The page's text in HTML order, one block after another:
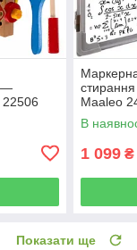
—
22506
Maaleo
магніти,
В
1 099 ₴
Показати ще